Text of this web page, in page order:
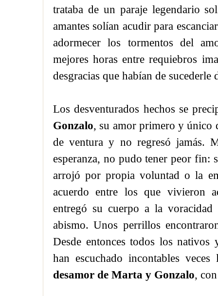
trataba de un paraje legendario
amantes solían acudir para
adormecer los tormentos del
mejores horas entre requiebros
desgracias que habían de sucederle
Los desventurados hechos se
Gonzalo, su amor primero y único
de ventura y no regresó jamás.
esperanza, no pudo tener peor fin:
arrojó por propia voluntad o la
acuerdo entre los que vivieron
entregó su cuerpo a la
abismo. Unos perrillos
Desde entonces todos los nativos
han escuchado incontables
desamor de Marta y Gonzalo,